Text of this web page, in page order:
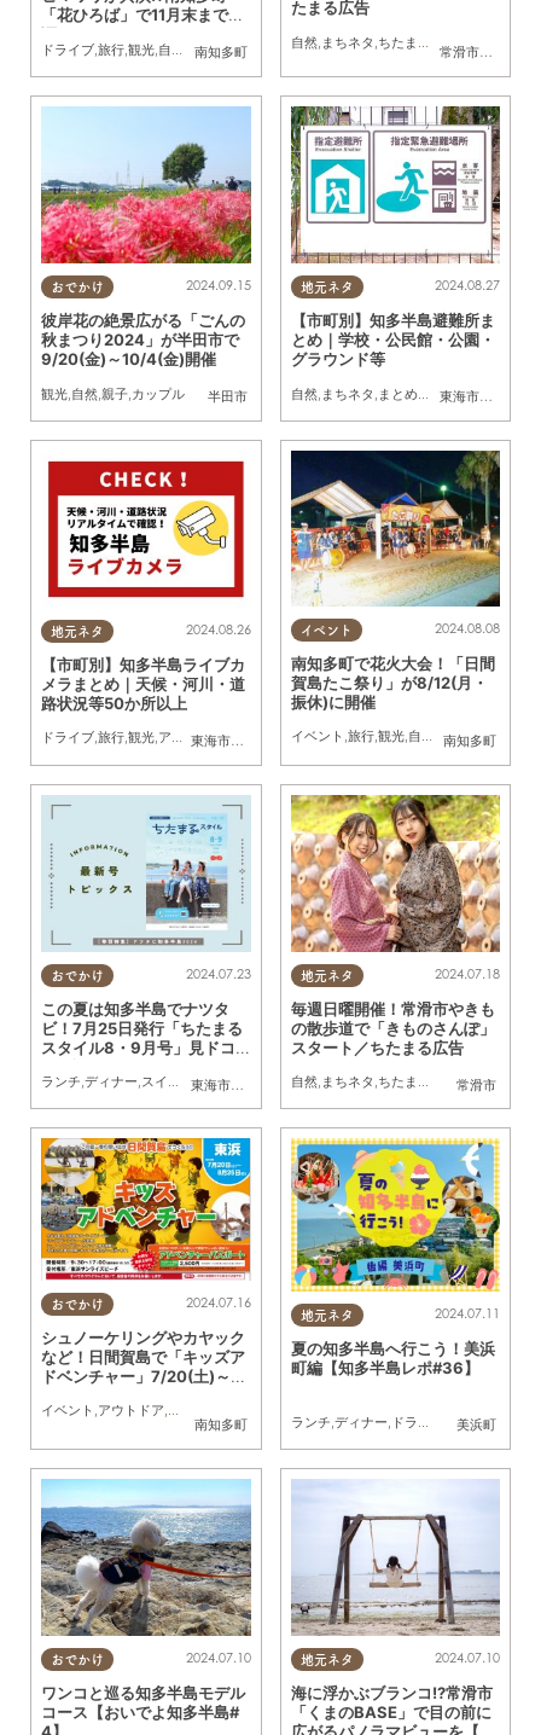
南知多町
「花ひろば」で11月末まで見
頃
ドライブ,旅行,観光,自然 家族 常滑市
,武豊町
たまる広告
自然, まちネタ ちたまる広告
おでかけ
半田市
2024.09.15
彼岸花の絶景広がる「ごんの
秋まつり2024」が半田市で
9/20(金)～10/4(金)開催
観光 自然 親子 カップル
地元ネタ
東海市
,大府市
2024.08.27
【市町別】知多半島避難所ま
とめ｜学校・公民館・公園・
グラウンド等
自然, まちネタ まとめ記事
地元ネタ
東海市
,大府市 知多市,東浦町,阿久比町,半田市,常滑市
2024.08.26
【市町別】知多半島ライブカ
メラまとめ｜天候・河川・道
路状況等50か所以上
ドライブ,旅行,観光,アウトドア ,自然 まちネタ,季節ネタ,まとめ記事 日間賀島,
イベント
南知多町
2024.08.08
南知多町で花火大会！「日間
賀島たこ祭り」が8/12(月・
振休)に開催
イベント ,旅行,観光,自然 季節ネタ,花火
おでかけ
東海市
, 大府市 知多市, 東浦町,阿久比町 ,半田市,常滑市
2024.07.23
この夏は知多半島でナツタ
ビ！7月25日発行「ちたまる
スタイル8・9月号」見ドコ
ランチ,ディナー,スイーツ ,ドライブ 観光,自然,ちたまるスタイル掲載店
地元ネタ
常滑市
2024.07.18
毎週日曜開催！常滑市やきも
の散歩道で「きものさんぽ」
スタート／ちたまる広告
自然, まちネタ ,ちたまる広告
おでかけ
南知多町
2024.07.16
シュノーケリングやカヤック
など！日間賀島で「キッズア
ドベンチャー」7/20(土)～開
イベント ,アウトドア,自然
地元ネタ
美浜町
2024.07.11
夏の知多半島へ行こう！美浜
町編【知多半島レポ#36】
ランチ ディナー ドライブ 観光,自然
おでかけ 2024.07.10
ワンコと巡る知多半島モデル
コース【おいでよ知多半島#
地元ネタ 2024.07.10
海に浮かぶブランコ!?常滑市
「くまのBASE」で目の前に